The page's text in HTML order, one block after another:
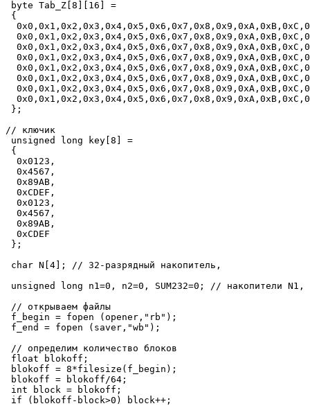
byte Tab_Z[8][16] =
{
};
// ключик
unsigned long key[8] =
{
  0x0123,
  0x4567,
  0x89AB,
  0xCDEF,
  0x0123,
  0x4567,
  0x89AB,
  0xCDEF
};
char N[4]; // 32-разрядный накопитель,
unsigned long n1=0, n2=0, SUM232=0; // накопители N1,
// открываем файлы
f_begin = fopen (opener,"rb");
f_end = fopen (saver,"wb");
// определим количество блоков
float blokoff;
blokoff = 8*filesize(f_begin);
blokoff = blokoff/64;
int block = blokoff;
if (blokoff-block>0) block++;